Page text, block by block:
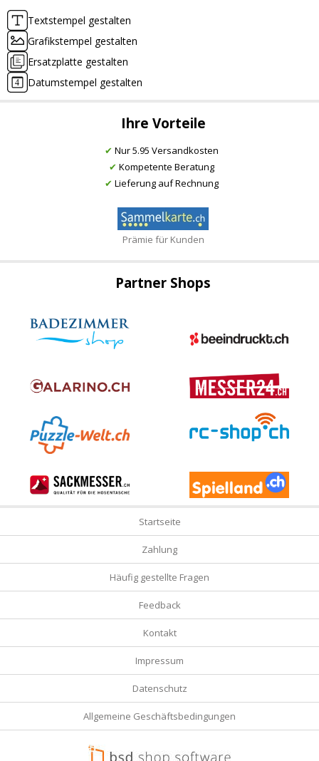
Textstempel gestalten
Grafikstempel gestalten
Ersatzplatte gestalten
Datumstempel gestalten
Ihre Vorteile
✔ Nur 5.95 Versandkosten
✔ Kompetente Beratung
✔ Lieferung auf Rechnung
Prämie für Kunden
Partner Shops
Startseite
Zahlung
Häufig gestellte Fragen
Feedback
Kontakt
Impressum
Datenschutz
Allgemeine Geschäftsbedingungen